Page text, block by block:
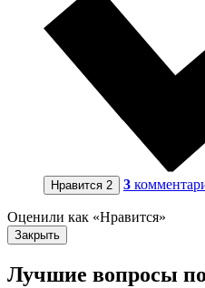
Нравится 2 3
Оценили как «Нравится»
Закрыть
Лучшие вопросы